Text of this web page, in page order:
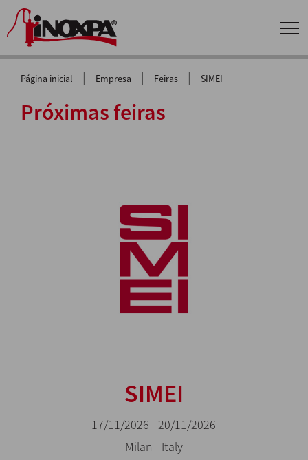
Página inicial | Empresa | Feiras | SIMEI
Próximas feiras
SIMEI
17/11/2026 - 20/11/2026
Milan - Italy